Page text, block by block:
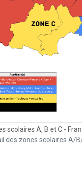
scolaires A, B et C -
des zones scolaires A/